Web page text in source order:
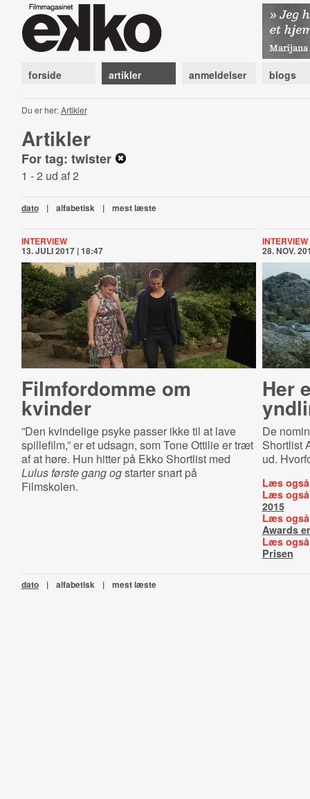
forside artikler anmeldelser blogs
Du er her:Artikler
Artikler
For tag: twister
1 - 2 ud af 2
dato | alfabetisk | mest læste
INTERVIEW
13. JULI 2017 | 18:47
Filmfordomme om
kvinder
”Den kvindelige psyke passer ikke til at lave
spillefilm,” er et udsagn, som Tone Ottilie er træt
af at høre. Hun hitter på Ekko Shortlist med
Lulus første gang ogstarter snart på
Filmskolen.
INTERVIEW
28. NOV.
Her
De
Shortlist
ud.
Læs
Læs
2015
Læs
Awards
Læs
Prisen
dato | alfabetisk | mest læste